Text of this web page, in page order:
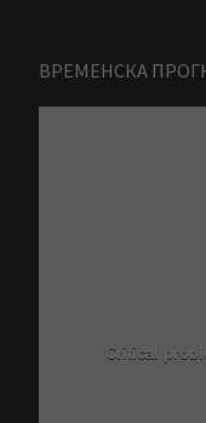
ВРЕМЕНСКА
Critical